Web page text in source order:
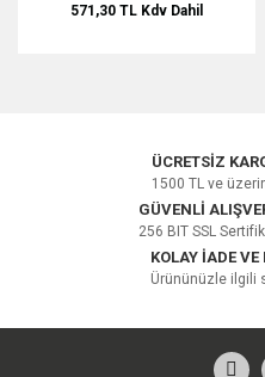
571,30 TL Kdv Dahil
ÜCRETSİZ
1500 TL ve
GÜVENLİ
256 BIT SSL
KOLAY İADE VE
Ürününüzle ilgili